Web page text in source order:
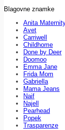
Blagovne znamke
Anita
Avet
Carriwell
Childhome
Done by Deer
Doomoo
Emma Jane
Frida Mom
Gabriella
Mama Jeans
Naif
Najell
Pearhead
Popek
Trasparenze